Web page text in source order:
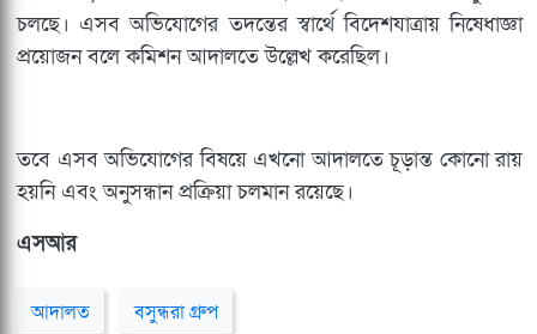
চলছে। এসব অভিযোগের তদন্তের স্বার্থে বিদেশযাত্রায় নিষেধাজ্ঞা
প্রয়োজন বলে কমিশন আদালতে উল্লেখ করেছিল।
তবে এসব অভিযোগের বিষয়ে এখনো আদালতে চূড়ান্ত কোনো রায়
হয়নি এবং অনুসন্ধান প্রক্রিয়া চলমান রয়েছে।
এসআর
আদালত বসুন্ধরা গ্রুপ